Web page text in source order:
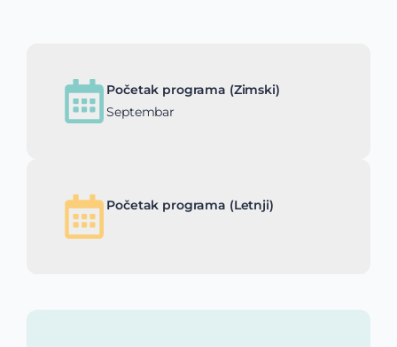
Početak programa (Zimski)
Septembar
Početak programa (Letnji)